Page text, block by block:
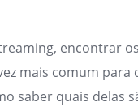
encontrar os
mais comum
saber quais delas